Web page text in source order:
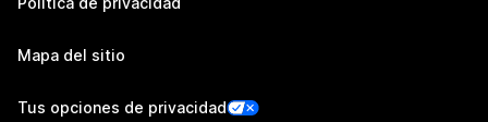
Mapa del sitio
Tus opciones de privacidad